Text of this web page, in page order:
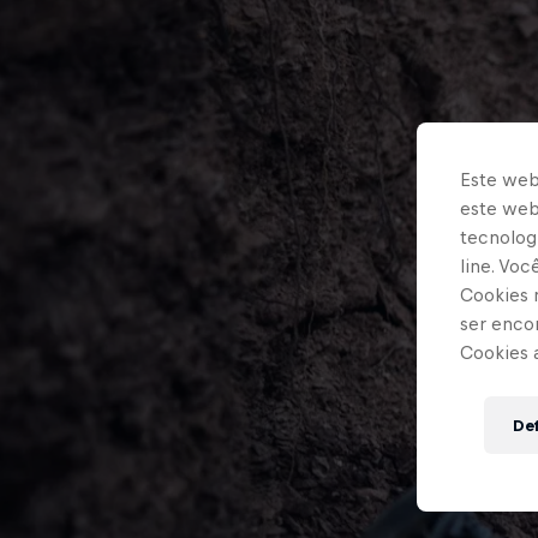
Este
este
line.
Cookies
ser
Cookies